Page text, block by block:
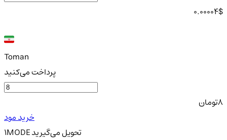
0.00004$
Toman
پرداخت می‌کنید
8تومان
خرید مود
1MODE تحویلمی‌گیرید